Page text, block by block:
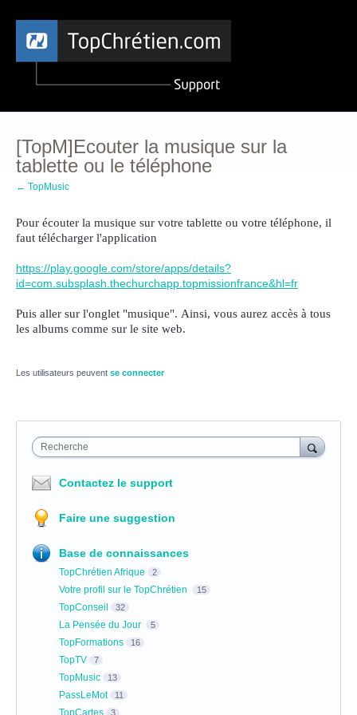
[TopM]Ecouter la musique sur la
tablette ou le téléphone
← TopMusic
Pour écouter la musique sur votre tablette ou votre téléphone, il
faut télécharger l'application
https://play.google.com/store/apps/details?
id=com.subsplash.thechurchapp.topmissionfrance&hl=fr
Puis aller sur l'onglet "musique". Ainsi, vous aurez accès à tous
les albums comme sur le site web.
Les utilisateurs peuvent se connecter
Recherche
Contactez le support
Faire une suggestion
Base de connaissances
TopChrétien Afrique 2
Votre profil sur le TopChrétien 15
TopConseil 32
La Pensée du Jour 5
TopFormations 16
TopTV 7
TopMusic 13
PassLeMot 11
TopCartes 3